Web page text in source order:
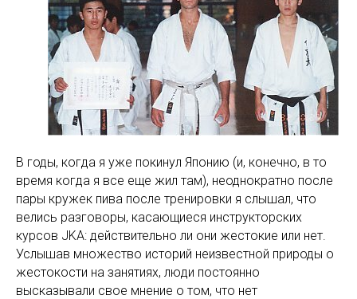
В годы, когда я уже покинул Японию (и, конечно, в то
время когда я все еще жил там), неоднократно после
пары кружек пива после тренировки я слышал, что
велись разговоры, касающиеся инструкторских
курсов JKA: действительно ли они жестокие или нет.
Услышав множество историй неизвестной природы о
жестокости на занятиях, люди постоянно
высказывали свое мнение о том, что нет